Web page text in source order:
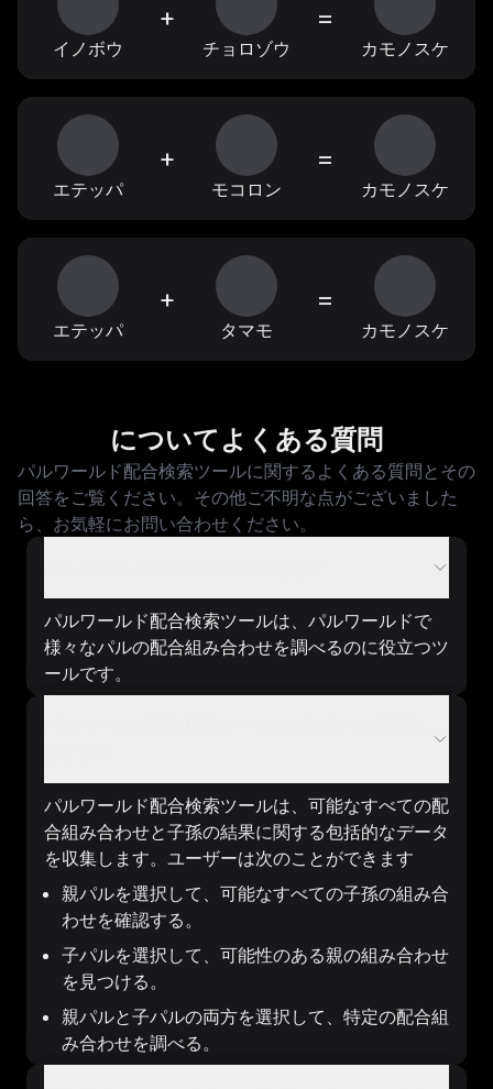
イノボウ
+
チョロゾウ
=
カモノスケ
エテッパ
+
モコロン
=
カモノスケ
エテッパ
+
タマモ
=
カモノスケ
についてよくある質問
パルワールド配合検索ツールに関するよくある質問とその
回答をご覧ください。その他ご不明な点がございました
ら、お気軽にお問い合わせください。
パルワールド配合検索ツールは、パルワールドで
様々なパルの配合組み合わせを調べるのに役立つツ
ールです。
パルワールド配合検索ツールは、可能なすべての配
合組み合わせと子孫の結果に関する包括的なデータ
を収集します。ユーザーは次のことができます
親パルを選択して、可能なすべての子孫の組み合
わせを確認する。
子パルを選択して、可能性のある親の組み合わせ
を見つける。
親パルと子パルの両方を選択して、特定の配合組
み合わせを調べる。